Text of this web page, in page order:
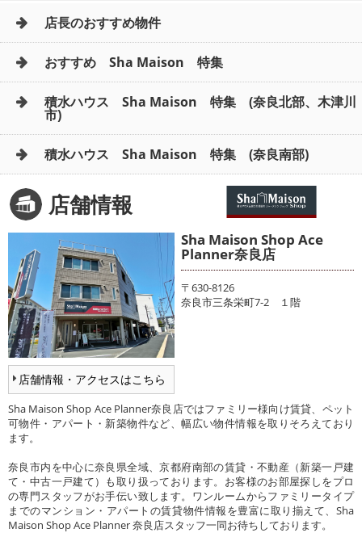
店長のおすすめ物件
おすすめ Sha Maison 特集
積水ハウス Sha Maison 特集 (奈良北部、木津川
市)
積水ハウス Sha Maison 特集 (奈良南部)
店舗情報
店舗情報・アクセスはこちら
Sha Maison Shop Ace
Planner奈良店
〒630-8126
奈良市三条栄町7-2 １階
Sha Maison Shop Ace Planner奈良店ではファミリー様向け賃貸、ペット
可物件・アパート・新築物件など、幅広い物件情報を取りそろえており
ます。
奈良市内を中心に奈良県全域、京都府南部の賃貸・不動産（新築一戸建
て・中古一戸建て）も取り扱っております。お客様のお部屋探しをプロ
の専門スタッフがお手伝い致します。ワンルームからファミリータイプ
までのマンション・アパートの賃貸物件情報を豊富に取り揃えて、Sha
Maison Shop Ace Planner 奈良店スタッフ一同お待ちしております。